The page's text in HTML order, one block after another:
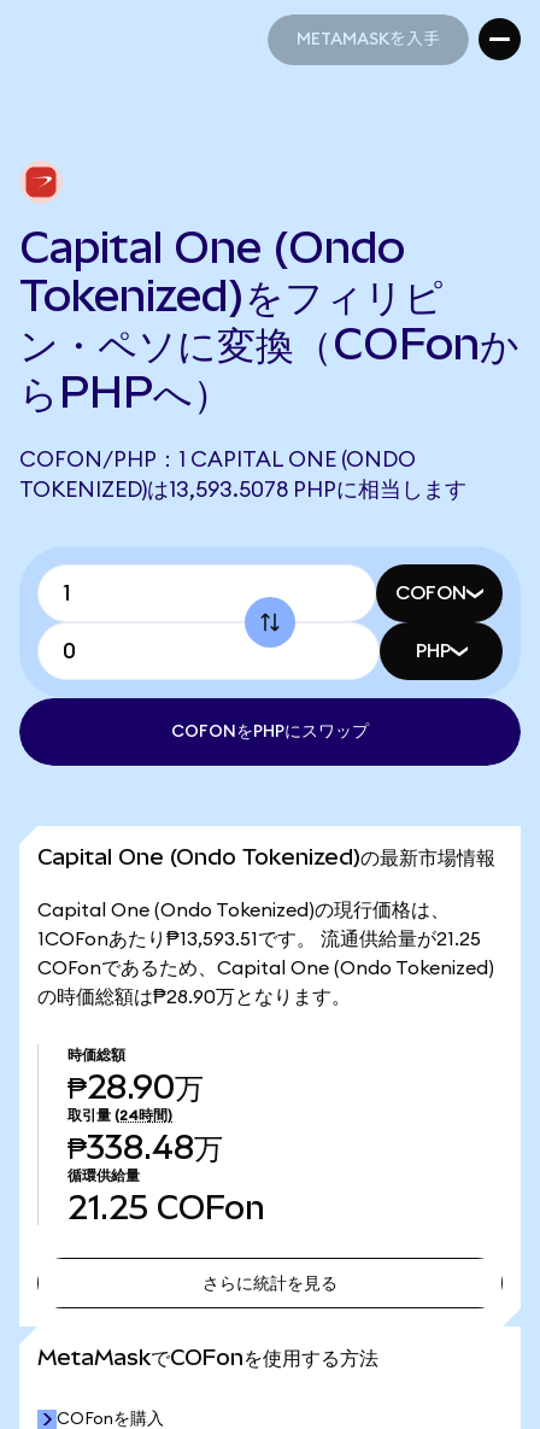
METAMASKを入手
Capital One (Ondo
Tokenized)をフィリピ
ン・ペソに変換（COFonか
らPHPへ）
COFON/PHP：1 CAPITAL ONE (ONDO
TOKENIZED)は13,593.5078 PHPに相当します
COFON
PHP
COFONをPHPにスワップ
Capital One (Ondo Tokenized)の最新市場情報
Capital One (Ondo Tokenized)の現行価格は、
1COFonあたり₱13,593.51です。 流通供給量が21.25
COFonであるため、Capital One (Ondo Tokenized)
の時価総額は₱28.90万となります。
時価総額
₱28.90万
取引量 (24時間)
₱338.48万
循環供給量
21.25 COFon
さらに統計を見る
MetaMaskでCOFonを使用する方法
COFonを購入